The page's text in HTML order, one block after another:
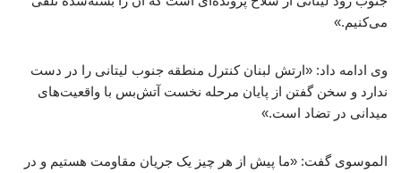
می‌کنیم.»
وی ادامه داد: «ارتش لبنان کنترل منطقه جنوب لیتانی را در دست
ندارد و سخن گفتن از پایان مرحله نخست آتش‌بس با واقعیت‌های
میدانی در تضاد است.»
الموسوی گفت: «ما پیش از هر چیز یک جریان مقاومت هستیم و در